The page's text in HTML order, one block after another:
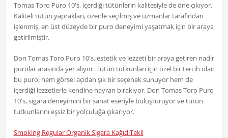
Tomas Toro Puro 10's, içerdiği tütünlerin kalitesiyle de öne çıkıyor.
Kaliteli tütün yaprakları, özenle seçilmiş ve uzmanlar tarafından
işlenmiş, en üst düzeyde bir puro deneyimi yaşatmak için bir araya
getirilmiştir.
Don Tomas Toro Puro 10's, estetik ve lezzeti bir araya getiren nadir
purolar arasında yer alıyor. Tütün tutkunları için özel bir tercih olan
bu puro, hem görsel açıdan şık bir seçenek sunuyor hem de
içerdiği lezzetlerle kendine hayran bırakıyor. Don Tomas Toro Puro
10's, sigara deneyimini bir sanat eseriyle buluşturuyor ve tütün
tutkunlarını eşsiz bir yolculuğa çıkarıyor.
Smoking Regular Organik Sigara KağıdıTekli